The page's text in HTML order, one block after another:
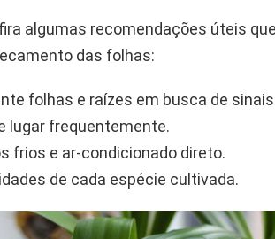
algumas recomendações úteis
das folhas:
folhas e raízes em busca de
lugar frequentemente.
frios e ar-condicionado direto.
de cada espécie cultivada.